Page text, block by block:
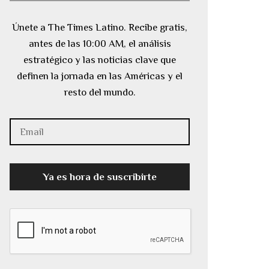
Únete a The Times Latino. Recibe gratis,
antes de las 10:00 AM, el análisis
estratégico y las noticias clave que
definen la jornada en las Américas y el
resto del mundo.
Ya es hora de suscribirte